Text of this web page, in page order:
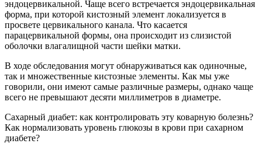
эндоцервикальной. Чаще всего встречается эндоцервикальная
форма, при которой кистозный элемент локализуется в
просвете цервикального канала. Что касается
парацервикальной формы, она происходит из слизистой
оболочки влагалищной части шейки матки.
В ходе обследования могут обнаруживаться как одиночные,
так и множественные кистозные элементы. Как мы уже
говорили, они имеют самые различные размеры, однако чаще
всего не превышают десяти миллиметров в диаметре.
Сахарный диабет: как контролировать эту коварную болезнь?
Как нормализовать уровень глюкозы в крови при сахарном
диабете?